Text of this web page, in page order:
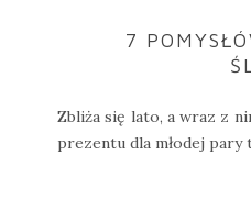
7
Zbliża się lato, a wraz z
prezentu dla młodej pary